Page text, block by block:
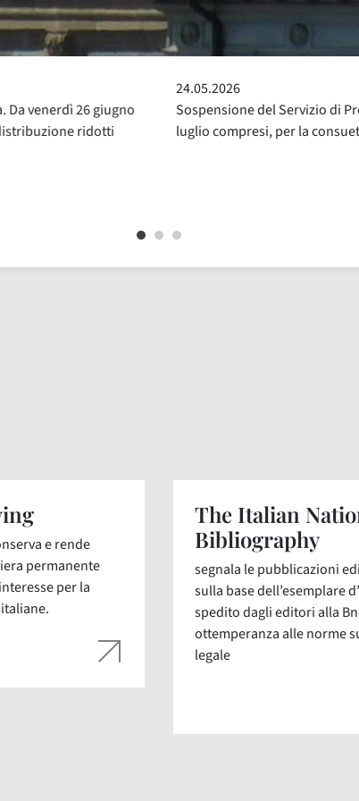
venerdì 26 giugno
ridotti
24.05.2026
Sospensione del Servizio di
luglio compresi, per la
e rende
permanente
per la
The Italian
Bibliography
segnala le pubblicazioni
sulla base dell’esemplare
spedito dagli editori alla
ottemperanza alle norme
legale